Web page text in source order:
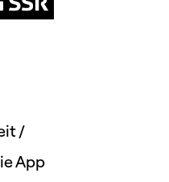
Explorer
/
App